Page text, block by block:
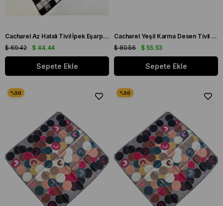
Cacharel Az Hatalı Tivil İpek Eşarp IST 42014 Siyah Karışık Desen
$ 44.44
$ 69.42
Sepete Ekle
Cacharel Yeşil Karma Desen Tivil İpek Eşarp 8860313 - 911 - 35653
$ 55.53
$ 80.56
Sepete Ekle